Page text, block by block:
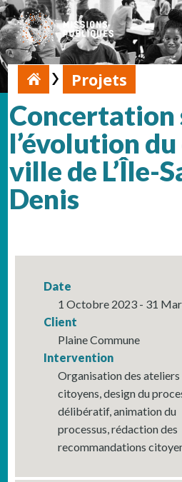
Projets
Concertation
l’évolution
ville de L’Île-
Denis
Date
1 Octobre 2023 - 31
Client
Plaine Commune
Intervention
Organisation des ateliers
citoyens, design du
délibératif, animation du
processus, rédaction des
recommandations